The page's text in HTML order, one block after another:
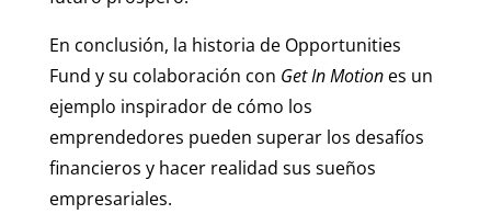
En conclusión, la historia de Opportunities
Fund y su colaboración con Get In Motiones un
ejemplo inspirador de cómo los
emprendedores pueden superar los desafíos
financieros y hacer realidad sus sueños
empresariales.